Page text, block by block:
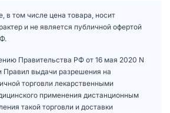
в том числе цена товара, носит
и не является публичной офертой
Правительства РФ от 16 мая 2020 N
Правил выдачи разрешения на
торговли лекарственными
применения дистанционным
такой торговли и доставки